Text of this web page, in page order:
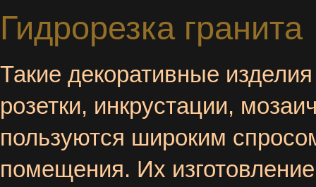
Гидрорезка гранита
Такие декоративные
розетки, инкрустации,
пользуются широким
помещения. Их